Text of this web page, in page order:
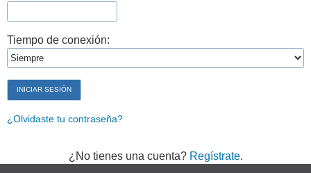
Tiempo de conexión:
¿Olvidaste tu contraseña?
¿No tienes una cuenta? Regístrate.